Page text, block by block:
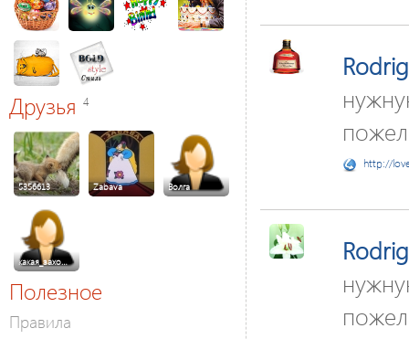
Друзья 4
5356613 Zabava Волга
какая_захо…
Полезное
Правила
http://